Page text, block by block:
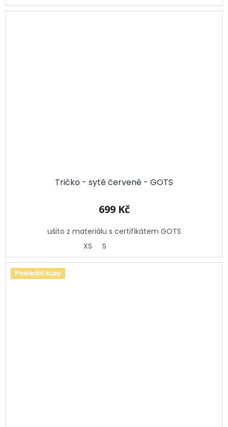
Tričko - sytě červené - GOTS
699 Kč
ušito z materiálu s certifikátem GOTS
XS
S
Poslední kusy